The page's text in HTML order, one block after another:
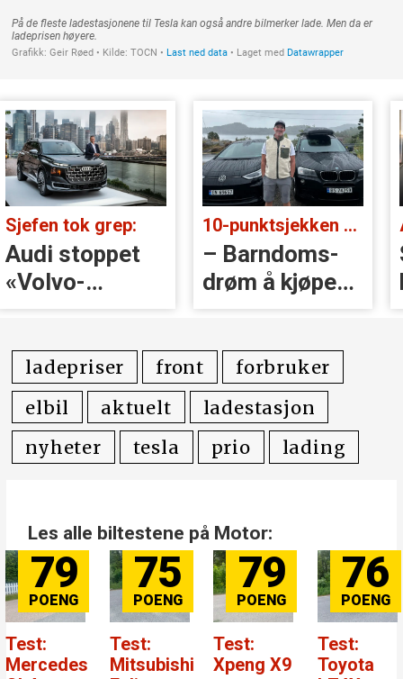
Sjefen tok grep:
Audi stoppet
«Volvo-
håndtak» rett
10-punktsjekken med Christian Paasche:
– Barndoms­
drøm å kjøpe
BMW
ladepriser front
forbruker
elbil
aktuelt
ladestasjon
nyheter
tesla prio lading
Les alle biltestene på Motor:
79
Test:
Mercedes
75
Test:
Mitsubishi
79
Test:
Xpeng X9
76
Test:
Toyota